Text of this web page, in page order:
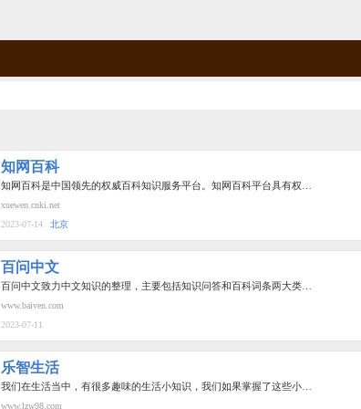
知网百科
知网百科是中国领先的权威百科知识服务平台。知网百科平台具有权…
xuewen.cnki.net
2023-07-14
北京
百问中文
百问中文致力中文知识的整理，主要包括知识问答和百科词条两大类…
www.baiven.com
2023-07-11
乐智生活
我们在生活当中，有很多趣味的生活小知识，我们如果掌握了这些小…
www.lzw98.com